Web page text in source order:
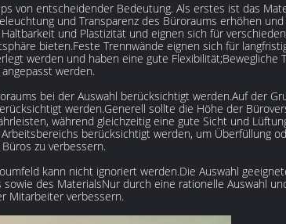
von entscheidender Bedeutung. Als erstes ist das
und Transparenz des Büroraums erhöhen
und Plastizität und eignen sich für
bieten.Feste Trennwände eignen sich für
werden und haben eine gute
werden.
bei der Auswahl berücksichtigt werden.Auf der
werden.Generell sollte die Höhe der
während gleichzeitig eine gute Sicht und
berücksichtigt werden, um Überfüllung
zu verbessern.
kann nicht ignoriert werden.Die Auswahl
des MaterialsNur durch eine rationelle Auswahl
Mitarbeiter verbessern.